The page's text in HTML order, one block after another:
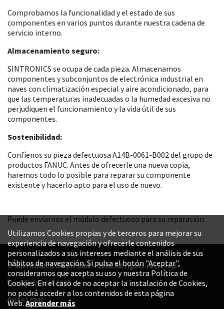
Comprobamos la funcionalidad y el estado de sus
componentes en varios puntos durante nuestra cadena de
servicio interno.
Almacenamiento seguro:
SINTRONICS se ocupa de cada pieza. Almacenamos
componentes y subconjuntos de electrónica industrial en
naves con climatización especial y aire acondicionado, para
que las temperaturas inadecuadas o la humedad excesiva no
perjudiquen el funcionamiento y la vida útil de sus
componentes.
Sostenibilidad:
Confíenos su pieza defectuosa A14B-0061-B002 del grupo de
productos FANUC. Antes de ofrecerle una nueva copia,
haremos todo lo posible para reparar su componente
existente y hacerlo apto para el uso de nuevo.
Puede enviarnos el módulo defectuoso para su reparación.
© SINTRONICS GmbH 2008 – 2026. All rights reserved.
+52 1 844 119 8800
Aviso Legal
Utilizamos Cookies propias y de terceros para mejorar su
experiencia de navegación y ofrecerle contenidos
personalizados a sus intereses mediante el análisis de sus
hábitos de navegación. Si pulsa el botón "Aceptar",
consideramos que acepta su uso y nuestra Política de
Cookies. En el caso de no aceptar la instalación de Cookies,
no podrá acceder a los contenidos de esta página
Web.Aprender más